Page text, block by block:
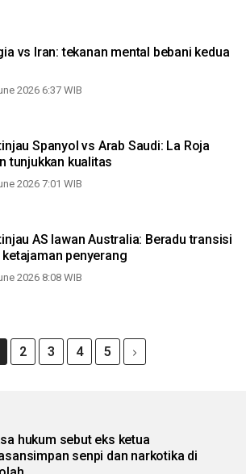
vs Iran: tekanan mental bebani kedua
2026 6:37 WIB
Spanyol vs Arab Saudi: La Roja
tunjukkan kualitas
2026 7:01 WIB
AS lawan Australia: Beradu transisi
ketajaman penyerang
2026 8:08 WIB
2 3 4 5
hukum sebut eks ketua
senpi dan narkotika di